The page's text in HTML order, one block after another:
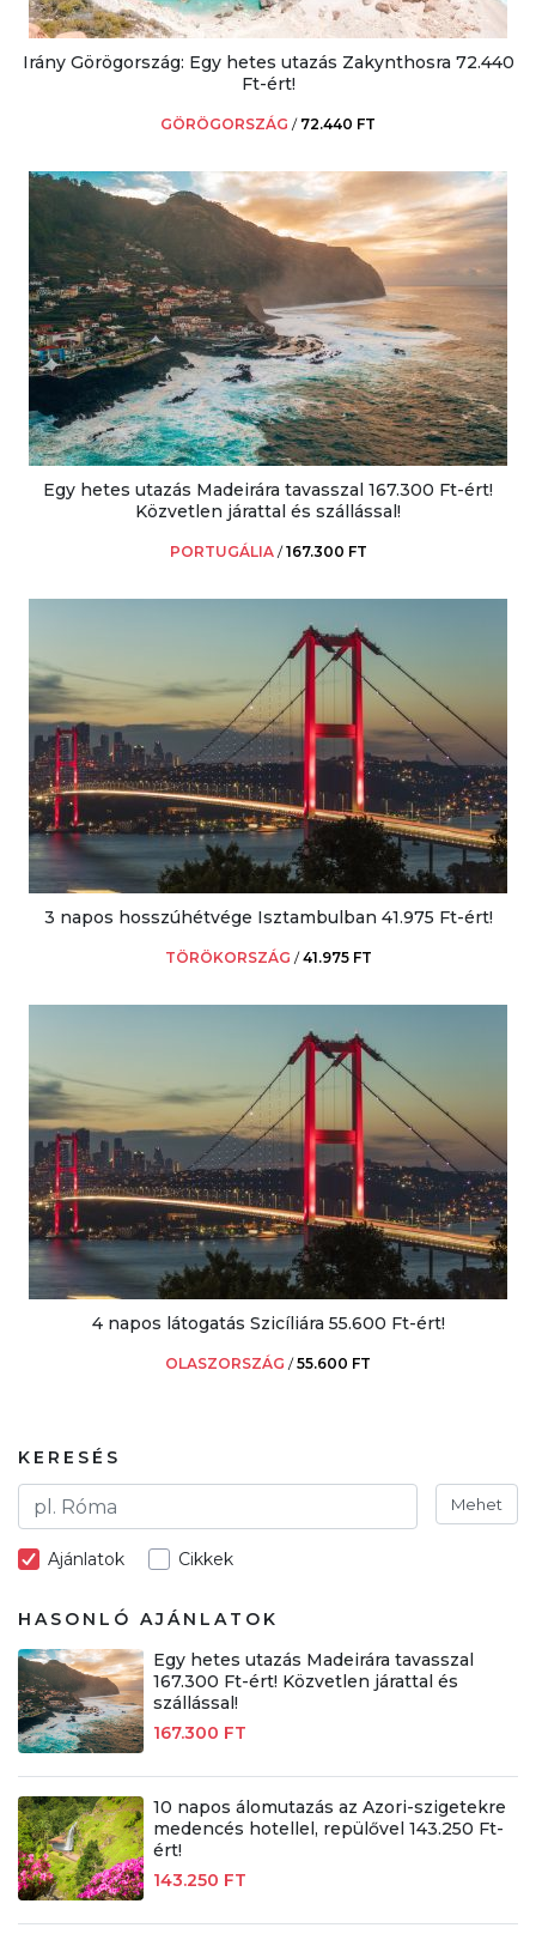
Irány Görögország: Egy hetes utazás Zakynthosra 72.440
Ft-ért!
GÖRÖGORSZÁG / 72.440 FT
Egy hetes utazás Madeirára tavasszal 167.300 Ft-ért!
Közvetlen járattal és szállással!
PORTUGÁLIA /167.300 FT
3 napos hosszúhétvége Isztambulban 41.975 Ft-ért!
TÖRÖKORSZÁG /41.975 FT
4 napos látogatás Szicíliára 55.600 Ft-ért!
OLASZORSZÁG /55.600 FT
KERESÉS
Mehet
Ajánlatok Cikkek
HASONLÓ AJÁNLATOK
Egy hetes utazás Madeirára tavasszal
167.300 Ft-ért! Közvetlen járattal és
szállással!
167.300 FT
10 napos álomutazás az Azori-szigetekre
medencés hotellel, repülővel 143.250 Ft-
ért!
143.250 FT